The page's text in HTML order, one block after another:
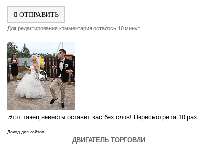
ОТПРАВИТЬ
Для редактирования комментария осталось 10 минут
Этот танец невесты оставит вас без слов! Пересмотрела 10 раз
Доход для сайтов
ДВИГАТЕЛЬ ТОРГОВЛИ